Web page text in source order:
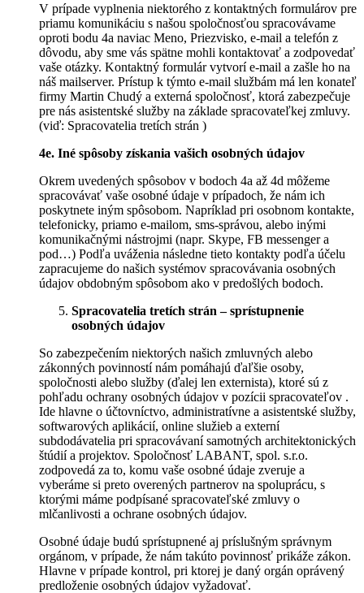
V prípade vyplnenia niektorého z kontaktných formulárov pre
priamu komunikáciu s našou spoločnosťou spracovávame
oproti bodu 4a naviac Meno, Priezvisko, e-mail a telefón z
dôvodu, aby sme vás spätne mohli kontaktovať a zodpovedať
vaše otázky. Kontaktný formulár vytvorí e-mail a zašle ho na
náš mailserver. Prístup k týmto e-mail službám má len konateľ
firmy Martin Chudý a externá spoločnosť, ktorá zabezpečuje
pre nás asistentské služby na základe spracovateľkej zmluvy.
(viď: Spracovatelia tretích strán )
4e. Iné spôsoby získania vašich osobných údajov
Okrem uvedených spôsobov v bodoch 4a až 4d môžeme
spracovávať vaše osobné údaje v prípadoch, že nám ich
poskytnete iným spôsobom. Napríklad pri osobnom kontakte,
telefonicky, priamo e-mailom, sms-správou, alebo inými
komunikačnými nástrojmi (napr. Skype, FB messenger a
pod…) Podľa uváženia následne tieto kontakty podľa účelu
zapracujeme do našich systémov spracovávania osobných
údajov obdobným spôsobom ako v predošlých bodoch.
Spracovatelia tretích strán – sprístupnenie
osobných údajov
So zabezpečením niektorých našich zmluvných alebo
zákonných povinností nám pomáhajú ďaľšie osoby,
spoločnosti alebo služby (ďalej len externista), ktoré sú z
pohľadu ochrany osobných údajov v pozícii spracovateľov .
Ide hlavne o účtovníctvo, administratívne a asistentské služby,
softwarových aplikácií, online služieb a externí
subdodávatelia pri spracovávaní samotných architektonických
štúdií a projektov. Spoločnosť LABANT, spol. s.r.o.
zodpovedá za to, komu vaše osobné údaje zveruje a
vyberáme si preto overených partnerov na spoluprácu, s
ktorými máme podpísané spracovateľské zmluvy o
mlčanlivosti a ochrane osobných údajov.
Osobné údaje budú sprístupnené aj príslušným správnym
orgánom, v prípade, že nám takúto povinnosť prikáže zákon.
Hlavne v prípade kontrol, pri ktorej je daný orgán oprávený
predloženie osobných údajov vyžadovať.